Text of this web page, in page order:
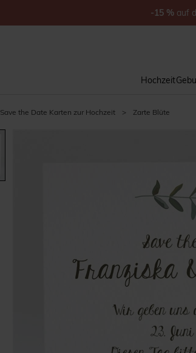
Hochzeit
Save the Date Karten zur Hochzeit > Zarte Blüte
-15 % auf